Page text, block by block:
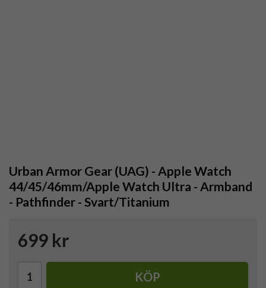
Urban Armor Gear (UAG) - Apple Watch
44/45/46mm/Apple Watch Ultra - Armband
- Pathfinder - Svart/Titanium
699 kr
KÖP